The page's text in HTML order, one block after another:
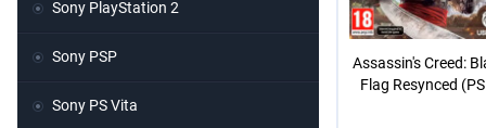
Assassin's Creed:
Flag Resynced
Sony PlayStation 2
Sony PSP
Sony PS Vita